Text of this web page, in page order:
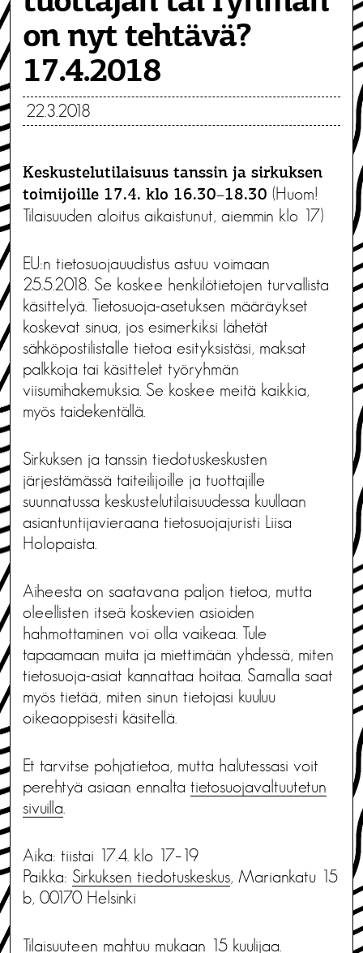
on nyt tehtävä?
17.4.2018
22.3.2018
Keskustelutilaisuus tanssin ja sirkuksen
toimijoille 17.4. klo 16.30–18.30 (Huom!
Tilaisuuden aloitus aikaistunut, aiemmin klo 17)
EU:n tietosuojauudistus astuu voimaan
25.5.2018. Se koskee henkilötietojen turvallista
käsittelyä. Tietosuoja-asetuksen määräykset
koskevat sinua, jos esimerkiksi lähetät
sähköpostilistalle tietoa esityksistäsi, maksat
palkkoja tai käsittelet työryhmän
viisumihakemuksia. Se koskee meitä kaikkia,
myös taidekentällä.
Sirkuksen ja tanssin tiedotuskeskusten
järjestämässä taiteilijoille ja tuottajille
suunnatussa keskustelutilaisuudessa kuullaan
asiantuntijavieraana tietosuojajuristi Liisa
Holopaista.
Aiheesta on saatavana paljon tietoa, mutta
oleellisten itseä koskevien asioiden
hahmottaminen voi olla vaikeaa. Tule
tapaamaan muita ja miettimään yhdessä, miten
tietosuoja-asiat kannattaa hoitaa. Samalla saat
myös tietää, miten sinun tietojasi kuuluu
oikeaoppisesti käsitellä.
Et tarvitse pohjatietoa, mutta halutessasi voit
perehtyä asiaan ennalta tietosuojavaltuutetun
sivuilla
Aika: tiistai 17.4. klo 17–19
Paikka: Sirkuksen tiedotuskeskus, Mariankatu 15
b, 00170 Helsinki
Tilaisuuteen mahtuu mukaan 15 kuulijaa.